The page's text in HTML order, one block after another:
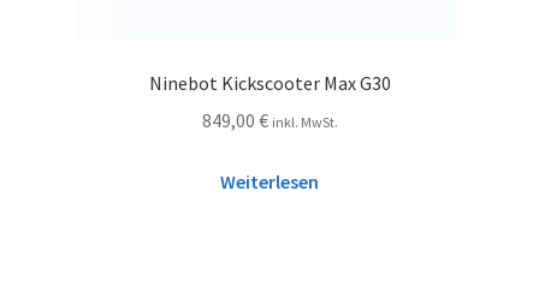
Ninebot Kickscooter Max G30
849,00 € inkl. MwSt.
Weiterlesen